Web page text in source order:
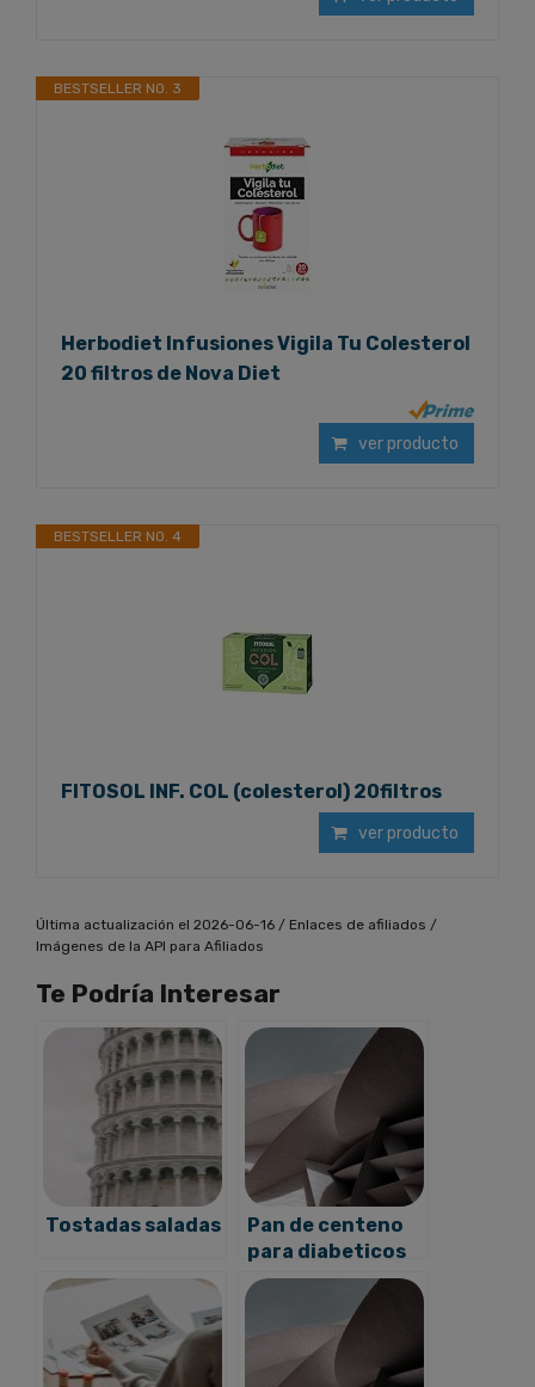
BESTSELLER NO. 3
Herbodiet Infusiones Vigila Tu Colesterol
20 filtros de Nova Diet
ver producto
BESTSELLER NO. 4
FITOSOL INF. COL (colesterol) 20filtros
ver producto
Última actualización el 2026-06-16 / Enlaces de afiliados /
Imágenes de la API para Afiliados
Te Podría Interesar
Tostadas saladas
Pan de centeno
para diabeticos